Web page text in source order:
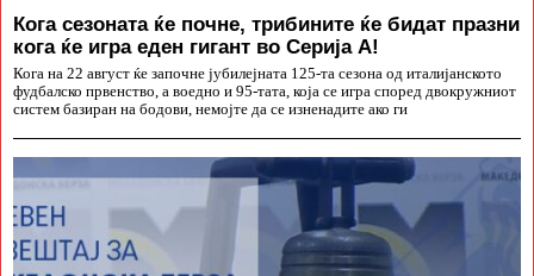
Кога сезоната ќе почне, трибините ќе бидат празни
кога ќе игра еден гигант во Серија А!
Кога на 22 август ќе започне јубилејната 125-та сезона од италијанското
фудбалско првенство, а воедно и 95-тата, која се игра според двокружниот
систем базиран на бодови, немојте да се изненадите ако ги